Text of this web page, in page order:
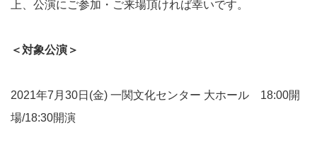
上、公演にご参加・ご来場頂ければ幸いです。
＜対象公演＞
2021年7月30日(金) 一関文化センター 大ホール 18:00開
場/18:30開演